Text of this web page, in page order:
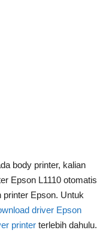
body printer, kalian
Epson L1110 otomatis
Epson. Untuk
driver Epson
printer terlebih dahulu.